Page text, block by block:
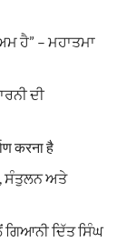
ਹੈ” – ਮਹਾਤਮਾ
ਦੀ
करना है
ਸੰਤੁਲਨ ਅਤੇ
ਗਿਆਨੀ ਦਿੱਤ ਸਿੰਘ